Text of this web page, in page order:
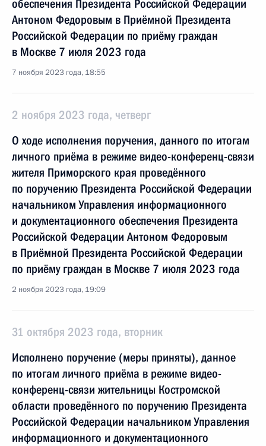
обеспечения Президента Российской Федерации
Антоном Федоровым в Приёмной Президента
Российской Федерации по приёму граждан
в Москве 7 июля 2023 года
7 ноября 2023 года, 18:55
2 ноября 2023 года, четверг
О ходе исполнения поручения, данного по итогам
личного приёма в режиме видео-конференц-связи
жителя Приморского края проведённого
по поручению Президента Российской Федерации
начальником Управления информационного
и документационного обеспечения Президента
Российской Федерации Антоном Федоровым
в Приёмной Президента Российской Федерации
по приёму граждан в Москве 7 июля 2023 года
2 ноября 2023 года, 19:09
31 октября 2023 года, вторник
Исполнено поручение (меры приняты), данное
по итогам личного приёма в режиме видео-
конференц-связи жительницы Костромской
области проведённого по поручению Президента
Российской Федерации начальником Управления
информационного и документационного